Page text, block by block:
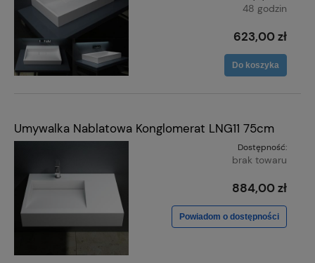
48 godzin
623,00 zł
Do koszyka
Umywalka Nablatowa Konglomerat LNG11 75cm
Dostępność:
brak towaru
884,00 zł
Powiadom o dostępności